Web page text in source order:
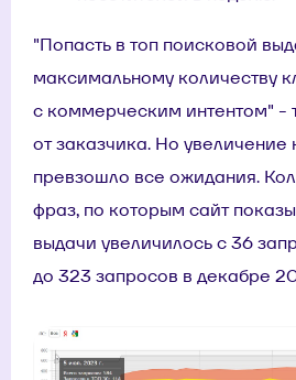
"Попасть в топ поисковой
максимальному количеству
с коммерческим интентом" -
от заказчика. Но увеличение
превзошло все ожидания.
фраз, по которым сайт
выдачи увеличилось с 36
до 323 запросов в декабре